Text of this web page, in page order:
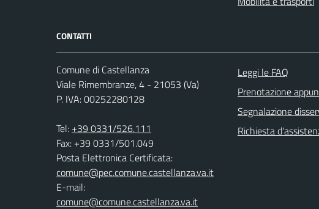
CONTATTI
Comune di Castellanza
Viale Rimembranze, 4 - 21053 (Va)
P. IVA: 00252280128
Tel: +39 0331/526.111
Fax: +39 0331/501.049
Posta Elettronica Certificata:
comune@pec.comune.castellanza.va.it
E-mail:
comune@comune.castellanza.va.it
Leggi le FAQ
Prenotazione
Segnalazione
Richiesta